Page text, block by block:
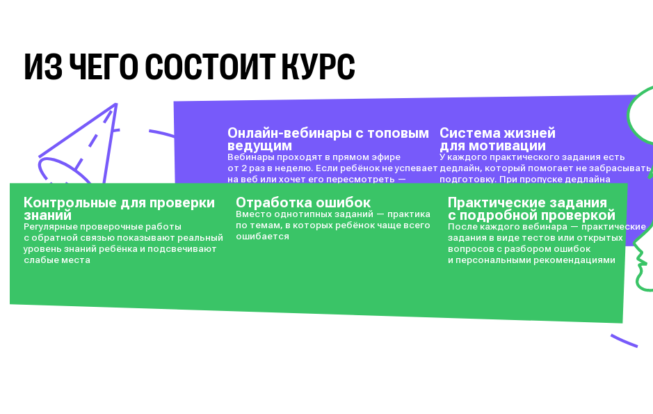
ИЗ ЧЕГО СОСТОИТ КУРС
Онлайн-вебинары с топовым
ведущим
Вебинары проходят в прямом эфире
от 2 раз в неделю. Если ребёнок не успевает
на веб или хочет его пересмотреть —
Система жизней
для мотивации
У каждого практического задания есть
дедлайн, который помогает не забрасывать
подготовку. При пропуске дедлайна
Контрольные для проверки
знаний
Регулярные проверочные работы
с обратной связью показывают реальный
уровень знаний ребёнка и подсвечивают
слабые места
Отработка ошибок
Вместо однотипных заданий — практика
по темам, в которых ребёнок чаще всего
ошибается
Практические задания
с подробной проверкой
После каждого вебинара — практические
задания в виде тестов или открытых
вопросов с разбором ошибок
и персональными рекомендациями